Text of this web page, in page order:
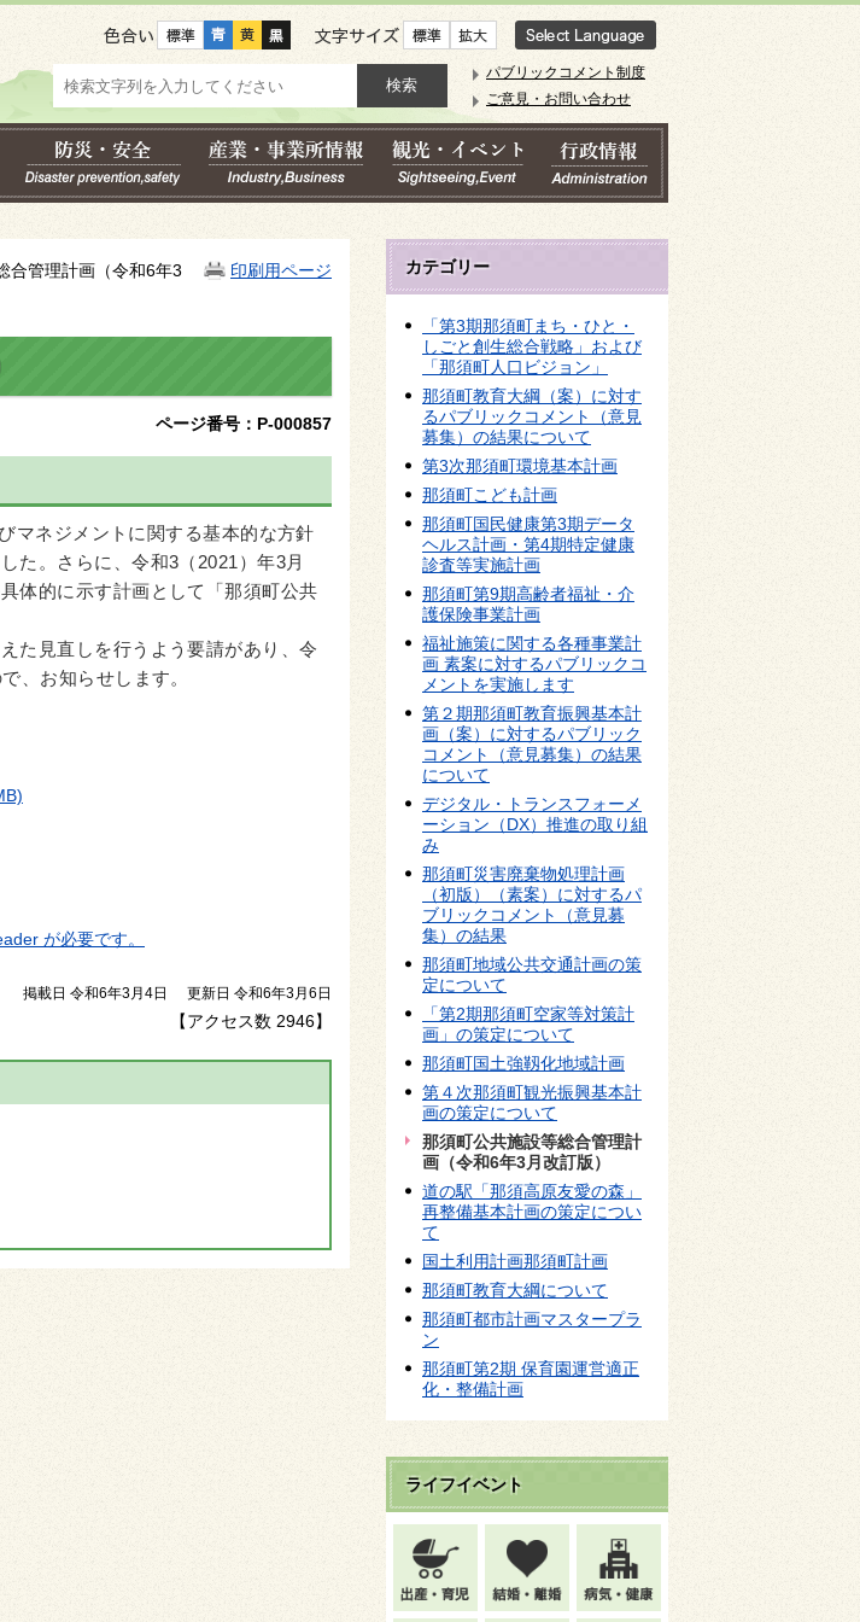
色合い 文字サイズ
パブリックコメント制度
ご意見・お問い合わせ
印刷用ページ
合管理計画（令和6年3
ページ番号：P-000857
マネジメントに関する基本的な方針
た。さらに、令和3（2021）年3月
体的に示す計画として「那須町公共
た見直しを行うよう要請があり、令
、お知らせします。
が必要です。
掲載日 令和6年3月4日 更新日 令和6年3月6日
【アクセス数 2946】
カテゴリー
「第3期那須町まち・ひと・
しごと創生総合戦略」および
「那須町人口ビジョン」
那須町教育大綱（案）に対す
るパブリックコメント（意見
募集）の結果について
第3次那須町環境基本計画
那須町こども計画
那須町国民健康第3期データ
ヘルス計画・第4期特定健康
診査等実施計画
那須町第9期高齢者福祉・介
護保険事業計画
福祉施策に関する各種事業計
画 素案に対するパブリックコ
メントを実施します
第２期那須町教育振興基本計
画（案）に対するパブリック
コメント（意見募集）の結果
について
デジタル・トランスフォーメ
ーション（DX）推進の取り組
み
那須町災害廃棄物処理計画
（初版）（素案）に対するパ
ブリックコメント（意見募
集）の結果
那須町地域公共交通計画の策
定について
「第2期那須町空家等対策計
画」の策定について
那須町国土強靱化地域計画
第４次那須町観光振興基本計
画の策定について
那須町公共施設等総合管理計
画（令和6年3月改訂版）
道の駅「那須高原友愛の森」
再整備基本計画の策定につい
て
国土利用計画那須町計画
那須町教育大綱について
那須町都市計画マスタープラ
ン
那須町第2期 保育園運営適正
化・整備計画
ライフイベント